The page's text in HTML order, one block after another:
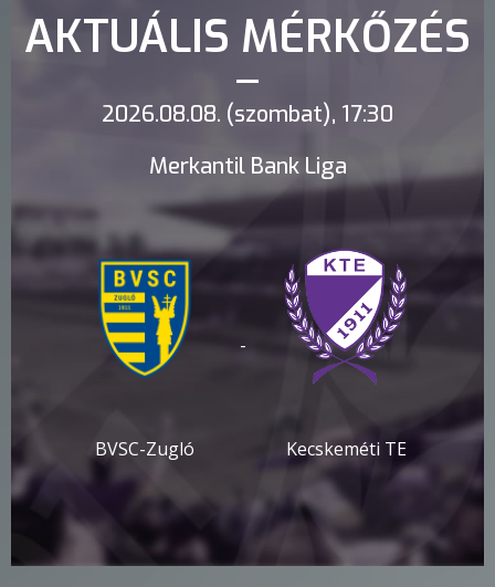
AKTUÁLIS MÉRKŐZÉS
2026.08.08. (szombat), 17:30
Merkantil Bank Liga
BVSC-Zugló
-
Kecskeméti TE